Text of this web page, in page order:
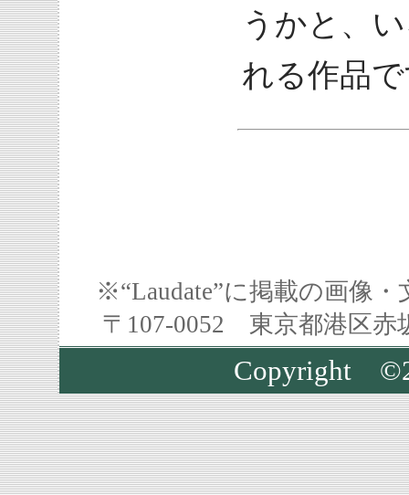
うかと、
れる作品
※“Laudate”に掲載の画像
〒107-0052 東京都港区
Copyright